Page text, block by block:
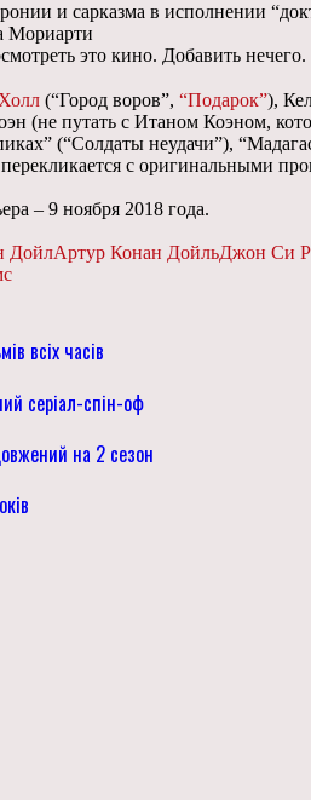
и сарказма в исполнении
Мориарти
это кино. Добавить нечего.
(“Город воров”, “Подарок”),
(не путать с Итаном Коэном,
(“Солдаты неудачи”),
перекликается с оригинальными
– 9 ноября 2018 года.
ДойлАртур Конан ДойльДжон Си
всіх часів
серіал-спін-оф
на 2 сезон